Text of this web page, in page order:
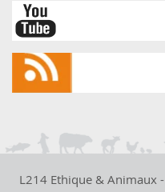
L214 Ethique & Animaux -